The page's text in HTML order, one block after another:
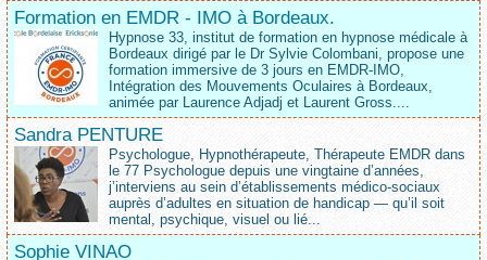
Formation en EMDR - IMO à Bordeaux.
Hypnose 33, institut de formation en hypnose médicale à
Bordeaux dirigé par le Dr Sylvie Colombani, propose une
formation immersive de 3 jours en EMDR-IMO,
Intégration des Mouvements Oculaires à Bordeaux,
animée par Laurence Adjadj et Laurent Gross....
Sandra PENTURE
Psychologue, Hypnothérapeute, Thérapeute EMDR dans
le 77 Psychologue depuis une vingtaine d’années,
j’interviens au sein d’établissements médico‑sociaux
auprès d’adultes en situation de handicap — qu’il soit
mental, psychique, visuel ou lié...
Sophie VINAO